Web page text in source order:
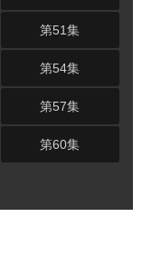
第51集
第54集
第57集
第60集